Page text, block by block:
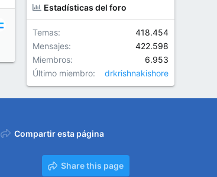
Estadísticas del foro
Temas
418.454
Mensajes
422.598
Miembros
6.953
Último miembro
drkrishnakishore
Compartir esta página
Share this page